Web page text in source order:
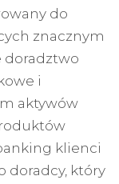
do
znacznym
doradztwo
i
aktywów
klienci
doradcy, który